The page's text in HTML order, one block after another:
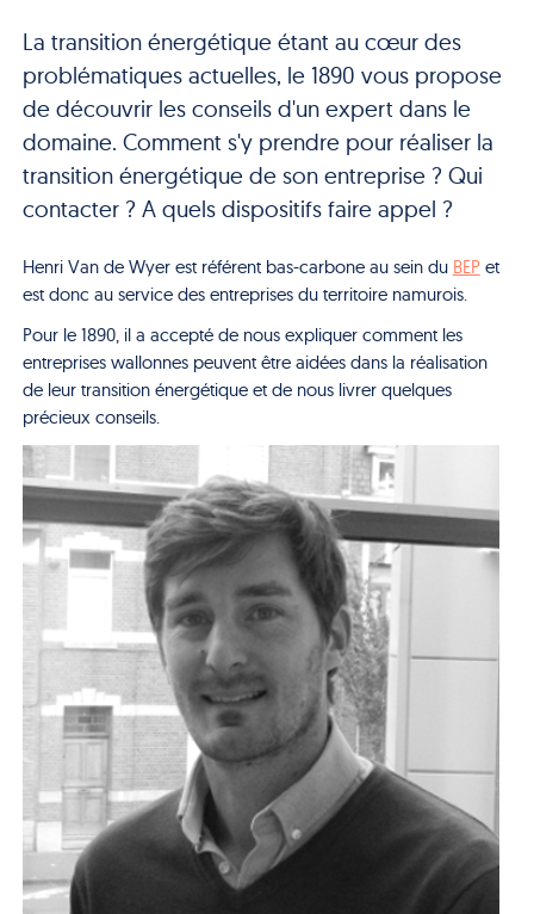
La transition énergétique étant au cœur des
problématiques actuelles, le 1890 vous propose
de découvrir les conseils d'un expert dans le
domaine. Comment s'y prendre pour réaliser la
transition énergétique de son entreprise ? Qui
contacter ? A quels dispositifs faire appel ?
Henri Van de Wyer est référent bas-carbone au sein du BEP et
est donc au service des entreprises du territoire namurois.
Pour le 1890, il a accepté de nous expliquer comment les
entreprises wallonnes peuvent être aidées dans la réalisation
de leur transition énergétique et de nous livrer quelques
précieux conseils.